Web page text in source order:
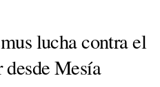
lucha contra el
desde Mesía